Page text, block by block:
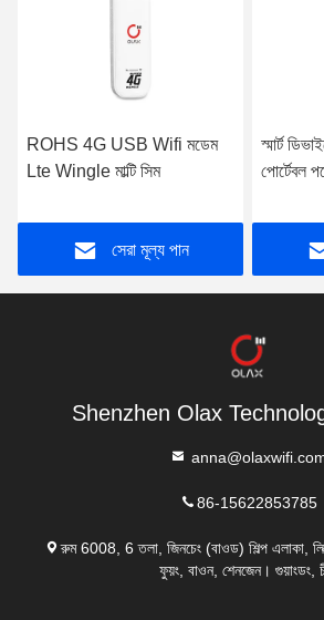
ROHS 4G USB Wifi মডেম
Lte Wingle মাল্টি সিম
সেরা মূল্য পান
স্মার্ট
পোর্টেবল
Shenzhen Olax
86-15622853785
রুম 6008, 6 তলা, জিনচেং (বাওড) শিল্প এলাকা,
ফুয়ং, বাওন, শেনজেন। গুয়াংডং,